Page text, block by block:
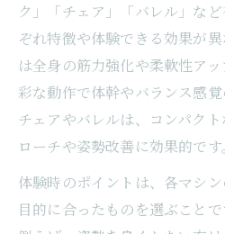
ク」「チェア」「バレル」な
ぞれ特徴や体験できる効果が
は全身の筋力強化や柔軟性ア
彩な動作で体幹やバランス感覚
チェアやバレルは、コンパク
ローチや姿勢改善に効果的です。
体験時のポイントは、各マシ
目的に合ったものを選ぶことで